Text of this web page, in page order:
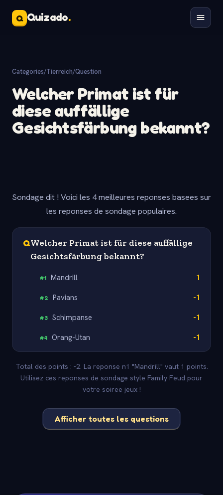
Q Quizado.
Categories/Tierreich/Question
Welcher Primat ist für
diese auffällige
Gesichtsfärbung bekannt?
Sondage dit ! Voici les 4 meilleures reponses basees sur
les reponses de sondage populaires.
QWelcher Primat ist für diese auffällige
Gesichtsfärbung bekannt?
#1 Mandrill 1
#2 Pavians -1
#3 Schimpanse -1
#4 Orang-Utan -1
Total des points : -2. La reponse n1 "Mandrill" vaut 1 points.
Utilisez ces reponses de sondage style Family Feud pour
votre soiree jeux !
Afficher toutes les questions